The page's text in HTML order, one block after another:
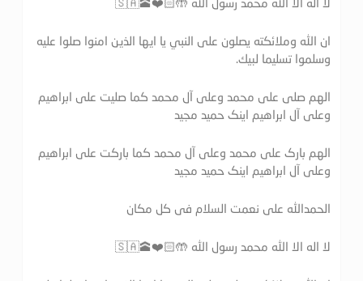
ان الله وملائكته يصلون على النبي يا ايها الذين امنوا صلوا عليه
وسلموا تسليما لبيك.
الهم صلی علی محمد وعلی آل محمد کما صلیت علی ابراهیم
وعلی آل ابراهیم اینک حمید مجید
الهم بارک علی محمد وعلی آل محمد کما بارکت علی ابراهیم
وعلی آل ابراهیم اینک حمید مجید
الحمدالله علی نعمت السلام فی کل مکان
لا اله الا الله محمد رسول الله 🤲🏻❤️🕋🇸🇦